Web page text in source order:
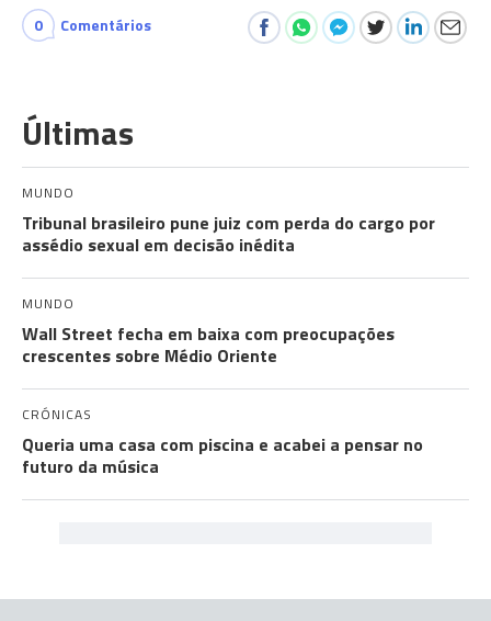
0 Comentários
Últimas
MUNDO
Tribunal brasileiro pune juiz com perda do cargo por
assédio sexual em decisão inédita
MUNDO
Wall Street fecha em baixa com preocupações
crescentes sobre Médio Oriente
CRÓNICAS
Queria uma casa com piscina e acabei a pensar no
futuro da música